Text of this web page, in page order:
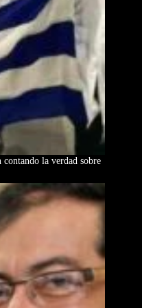
la verdad sobre